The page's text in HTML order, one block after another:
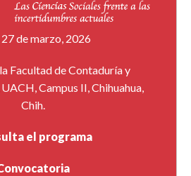
de marzo, 2026
Facultad de Contaduría y
Campus II, Chihuahua,
Chih.
el programa